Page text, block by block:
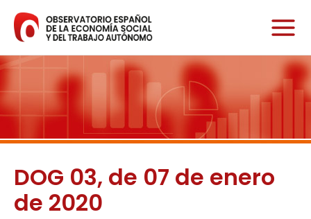
contenido
DOG 03, de 07 de enero
de 2020